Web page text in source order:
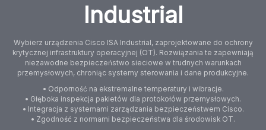
Industrial
Wybierz urządzenia Cisco ISA Industrial, zaprojektowane do ochrony
krytycznej infrastruktury operacyjnej (OT). Rozwiązania te zapewniają
niezawodne bezpieczeństwo sieciowe w trudnych warunkach
przemysłowych, chroniąc systemy sterowania i dane produkcyjne.
• Odporność na ekstremalne temperatury i wibracje.
• Głęboka inspekcja pakietów dla protokołów przemysłowych.
• Integracja z systemami zarządzania bezpieczeństwem Cisco.
• Zgodność z normami bezpieczeństwa dla środowisk OT.